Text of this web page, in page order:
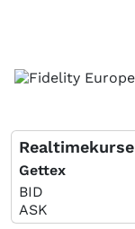
Realtimekurse
Gettex
BID
ASK